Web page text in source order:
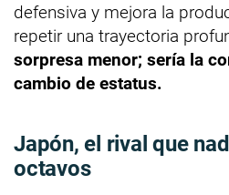
defensiva y mejora la
repetir una trayectoria
sorpresa menor; sería la
cambio de estatus.
Japón, el rival que
octavos